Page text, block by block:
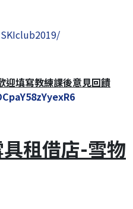
迎填寫教練課後意見回饋
租借店-雪物